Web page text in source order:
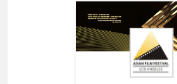
Ouvert